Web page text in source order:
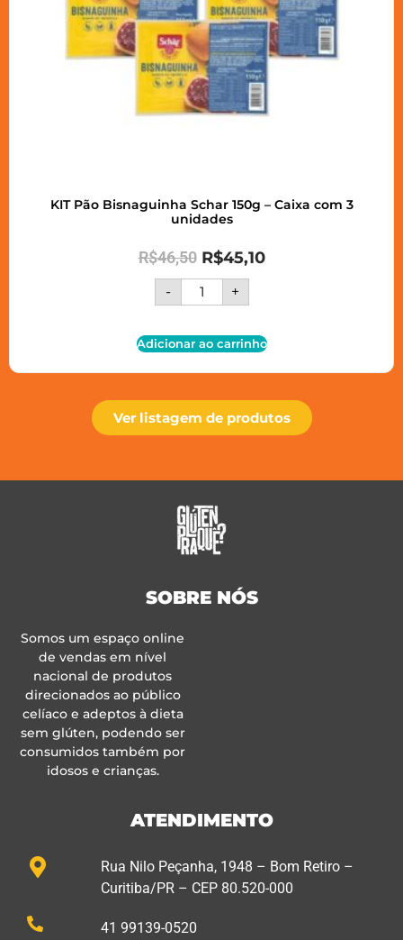
KIT Pão Bisnaguinha Schar 150g – Caixa com 3
unidades
R$46,50 R$45,10
- +
Adicionar ao carrinho
Ver listagem de produtos
SOBRE NÓS
Somos um espaço online
de vendas em nível
nacional de produtos
direcionados ao público
celíaco e adeptos à dieta
sem glúten, podendo ser
consumidos também por
idosos e crianças.
ATENDIMENTO
Rua Nilo Peçanha, 1948 – Bom Retiro –
Curitiba/PR – CEP 80.520-000
41 99139-0520